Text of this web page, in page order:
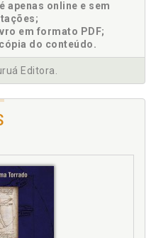
p. 84
acerca do
trabalho constitutivo do
apenas online e sem
em formato PDF;
do conteúdo.
Editora.